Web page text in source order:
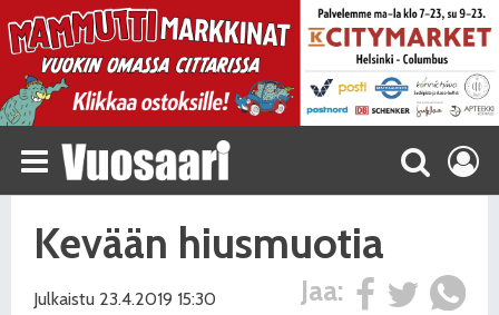
Kevään hiusmuotia
Jaa:
Julkaistu 23.4.2019 15:30